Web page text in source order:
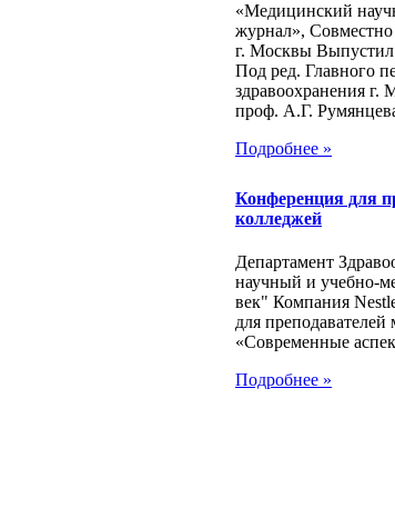
«Медицинский
журнал», Совместно
г. Москвы Выпустил
Под ред. Главного
здравоохранения
проф. А.Г.
Подробнее »
Конференция для
колледжей
Департамент
научный и учебно-
век" Компания
для
«Современные
Подробнее »